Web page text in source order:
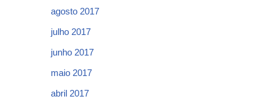
agosto 2017
julho 2017
junho 2017
maio 2017
abril 2017